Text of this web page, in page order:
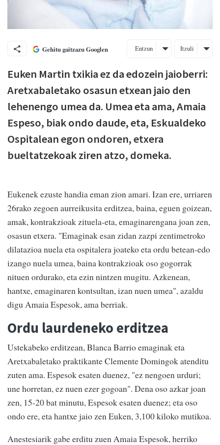
Gehitu gaitzazu Googlen Entzun Itzuli
Euken Martin txikia ez da edozein jaioberri:
Aretxabaletako osasun etxean jaio den
lehenengo umea da. Umea eta ama, Amaia
Espeso, biak ondo daude, eta, Eskualdeko
Ospitalean egon ondoren, etxera
bueltatzekoak ziren atzo, domeka.
Eukenek ezuste handia eman zion amari. Izan ere, urriaren
26rako zegoen aurreikusita erditzea, baina, eguen goizean,
amak, kontrakzioak zituela-eta, emaginarengana joan zen,
osasun etxera. "Emaginak esan zidan zazpi zentimetroko
dilatazioa nuela eta ospitalera joateko eta ordu betean-edo
izango nuela umea, baina kontrakzioak oso gogorrak
nituen ordurako, eta ezin nintzen mugitu. Azkenean,
hantxe, emaginaren kontsultan, izan nuen umea", azaldu
digu Amaia Espesok, ama berriak.
Ordu laurdeneko erditzea
Ustekabeko erditzean, Blanca Barrio emaginak eta
Aretxabaletako praktikante Clemente Domingok atenditu
zuten ama. Espesok esaten duenez, "ez nengoen urduri;
une horretan, ez nuen ezer gogoan". Dena oso azkar joan
zen, 15-20 bat minutu, Espesok esaten duenez; eta oso
ondo ere, eta hantxe jaio zen Euken, 3,100 kiloko mutikoa.
Anestesiarik gabe erditu zuen Amaia Espesok, herriko